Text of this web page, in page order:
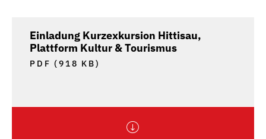
Einladung Kurzexkursion Hittisau,
Plattform Kultur & Tourismus
PDF (918 KB)